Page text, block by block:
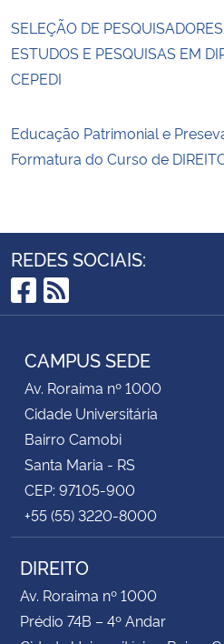
SELEÇÃO DE
ESTUDOS E PESQUISAS EM
CEPEDI
Educação Patrimonial e
Formatura do Curso de
REDES SOCIAIS:
Facebook
RSS
CAMPUS SEDE
Av. Roraima nº 1000
Cidade Universitária
Bairro Camobi
Santa Maria - RS
CEP: 97105-900
+55 (55) 3220-8000
DIREITO
Av. Roraima nº 1000
Prédio 74B – 4º Andar